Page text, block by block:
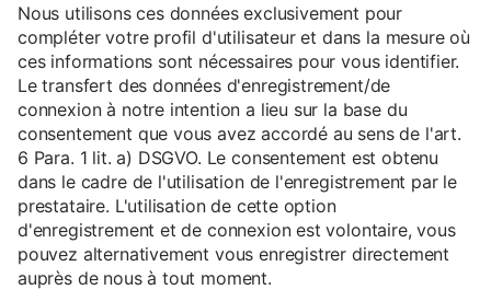
Nous utilisons ces données exclusivement pour
compléter votre profil d'utilisateur et dans la mesure où
ces informations sont nécessaires pour vous identifier.
Le transfert des données d'enregistrement/de
connexion à notre intention a lieu sur la base du
consentement que vous avez accordé au sens de l'art.
6 Para. 1 lit. a) DSGVO. Le consentement est obtenu
dans le cadre de l'utilisation de l'enregistrement par le
prestataire. L'utilisation de cette option
d'enregistrement et de connexion est volontaire, vous
pouvez alternativement vous enregistrer directement
auprès de nous à tout moment.